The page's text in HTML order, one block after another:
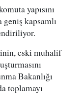
yapısını
kapsamlı
eski muhalif
Bakanlığı
toplamayı